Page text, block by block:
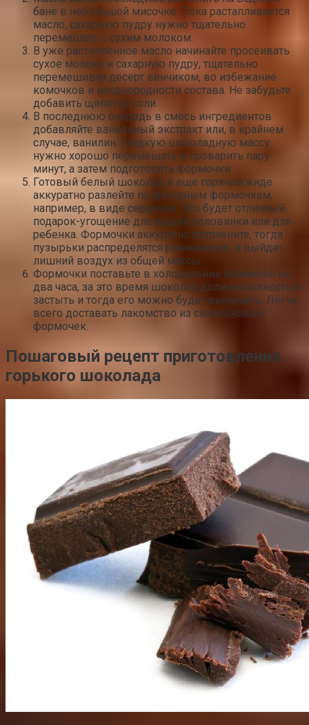
бане в небольшой мисочке. Пока растапливается
масло, сахарную пудру нужно тщательно
перемешать с сухим молоком.
В уже растопленное масло начинайте просеивать
сухое молоко и сахарную пудру, тщательно
перемешивая десерт венчиком, во избежание
комочков и неоднородности состава. Не забудьте
добавить щепотку соли.
В последнюю очередь в смесь ингредиентов
добавляйте ванильный экстракт или, в крайнем
случае, ванилин. Гладкую шоколадную массу
нужно хорошо перемешать и проварить пару
минут, а затем подготовить формочки.
Готовый белый шоколад в еще горячем виде
аккуратно разлейте по фигурным формочкам,
например, в виде сердечек. Это будет отличный
подарок-угощение для вашей половинки или для
ребенка. Формочки аккуратно встряхните, тогда
пузырьки распределятся равномерно, и выйдет
лишний воздух из общей массы.
Формочки поставьте в холодильник примерно на
два часа, за это время шоколад должен полностью
застыть и тогда его можно будет вынимать. Легче
всего доставать лакомство из силиконовых
формочек.
Пошаговый рецепт приготовления
горького шоколада